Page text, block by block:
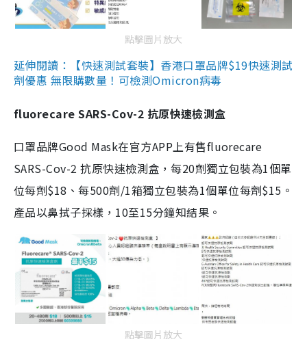
點擊圖片放大
延伸閱讀：【快速測試套裝】香港口罩品牌$19快速測試
劑優惠 無限購數量！可檢測Omicron病毒
fluorecare SARS-Cov-2 抗原快速檢測盒
口罩品牌Good Mask在官方APP上有售fluorecare
SARS-Cov-2 抗原快速檢測盒，每20劑獨立包裝為1個單
位每劑$18、每500劑/1箱獨立包裝為1個單位每劑$15。
產品以鼻拭子採樣，10至15分鐘知結果。
點擊圖片放大